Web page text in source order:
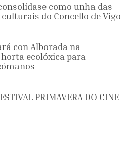
como unha das
do Concello de Vigo
con Alborada na
ecolóxica para
PRIMAVERA DO CINE